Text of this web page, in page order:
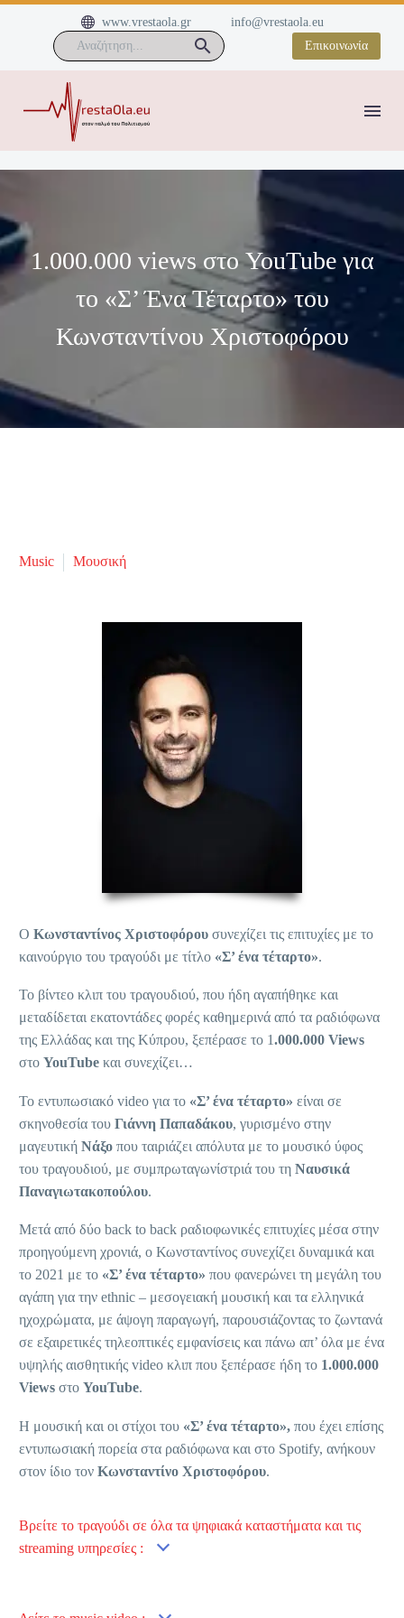

 www.vrestaola.gr
info@vrestaola.eu
Επικοινωνία
1.000.000 views στο YouTube για
το «Σ’ Ένα Τέταρτο» του
Κωνσταντίνου Χριστοφόρου
Music Μουσική
Ο Κωνσταντίνος Χριστοφόρου συνεχίζει τις επιτυχίες με το
καινούργιο του τραγούδι με τίτλο «Σ’ ένα τέταρτο».
Το βίντεο κλιπ του τραγουδιού, που ήδη αγαπήθηκε και
μεταδίδεται εκατοντάδες φορές καθημερινά από τα ραδιόφωνα
της Ελλάδας και της Κύπρου, ξεπέρασε το 1.000.000 Views
στο YouTube και συνεχίζει…
Το εντυπωσιακό video για το «Σ’ ένα τέταρτο» είναι σε
σκηνοθεσία του Γιάννη Παπαδάκου, γυρισμένο στην
μαγευτική Νάξο που ταιριάζει απόλυτα με το μουσικό ύφος
του τραγουδιού, με συμπρωταγωνίστριά του τη Ναυσικά
Παναγιωτακοπούλου.
Μετά από δύο back to back ραδιοφωνικές επιτυχίες μέσα στην
προηγούμενη χρονιά, ο Κωνσταντίνος συνεχίζει δυναμικά και
το 2021 με το «Σ’ ένα τέταρτο» που φανερώνει τη μεγάλη του
αγάπη για την ethnic – μεσογειακή μουσική και τα ελληνικά
ηχοχρώματα, με άψογη παραγωγή, παρουσιάζοντας το ζωντανά
σε εξαιρετικές τηλεοπτικές εμφανίσεις και πάνω απ’ όλα με ένα
υψηλής αισθητικής video κλιπ που ξεπέρασε ήδη το 1.000.000
Views στο YouTube.
Η μουσική και οι στίχοι του «Σ’ ένα τέταρτο», που έχει επίσης
εντυπωσιακή πορεία στα ραδιόφωνα και στο Spotify, ανήκουν
στον ίδιο τον Κωνσταντίνο Χριστοφόρου.
Βρείτε το τραγούδι σε όλα τα ψηφιακά καταστήματα και τις
streaming υπηρεσίες :